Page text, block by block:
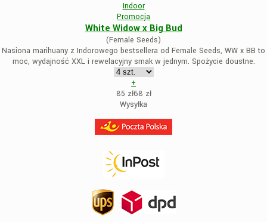
Indoor
Promocja
White Widow x Big Bud
(Female Seeds)
Nasiona marihuany z Indorowego bestsellera od Female Seeds, WW x BB to
moc, wydajność XXL i rewelacyjny smak w jednym. Spożycie doustne.
+
85 zł68 zł
Wysyłka